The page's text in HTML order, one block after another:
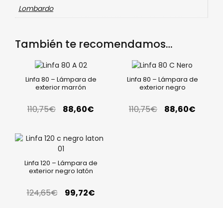
Lombardo
También te recomendamos…
Linfa 80 – Lámpara de
exterior marrón
110,75€ 88,60€
Linfa 80 – Lámpara de
exterior negro
110,75€ 88,60€
Linfa 120 – Lámpara de
exterior negro latón
124,65€ 99,72€